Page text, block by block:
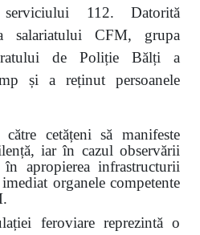
112. Datorită
salariatului CFM, grupa
de Poliție Bălți a
și a reținut persoanele
cetățeni să manifeste
iar în cazul observării
apropierea infrastructurii
organele competente
feroviare reprezintă o